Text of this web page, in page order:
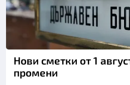
Нови сметки от 1
промени